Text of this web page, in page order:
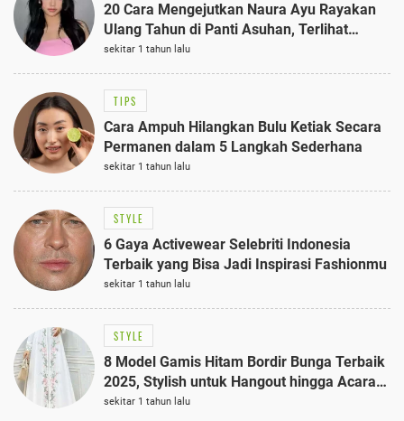
20 Cara Mengejutkan Naura Ayu Rayakan
Ulang Tahun di Panti Asuhan, Terlihat
Anggun dengan Kaftan Cokelat
sekitar 1 tahun lalu
TIPS
Cara Ampuh Hilangkan Bulu Ketiak Secara
Permanen dalam 5 Langkah Sederhana
sekitar 1 tahun lalu
STYLE
6 Gaya Activewear Selebriti Indonesia
Terbaik yang Bisa Jadi Inspirasi Fashionmu
sekitar 1 tahun lalu
STYLE
8 Model Gamis Hitam Bordir Bunga Terbaik
2025, Stylish untuk Hangout hingga Acara
Semi-Formal
sekitar 1 tahun lalu